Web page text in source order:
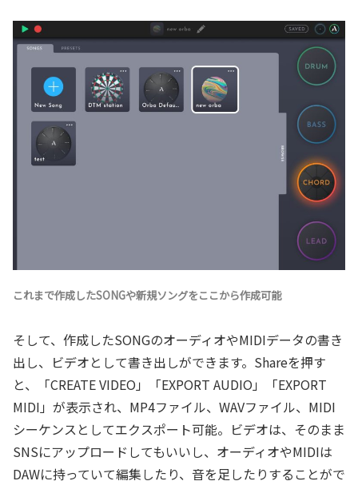
これまで作成したSONGや新規ソングをここから作成可能
そして、作成したSONGのオーディオやMIDIデータの書き
出し、ビデオとして書き出しができます。Shareを押す
と、「CREATE VIDEO」「EXPORT AUDIO」「EXPORT
MIDI」が表示され、MP4ファイル、WAVファイル、MIDI
シーケンスとしてエクスポート可能。ビデオは、そのまま
SNSにアップロードしてもいいし、オーディオやMIDIは
DAWに持っていて編集したり、音を足したりすることがで